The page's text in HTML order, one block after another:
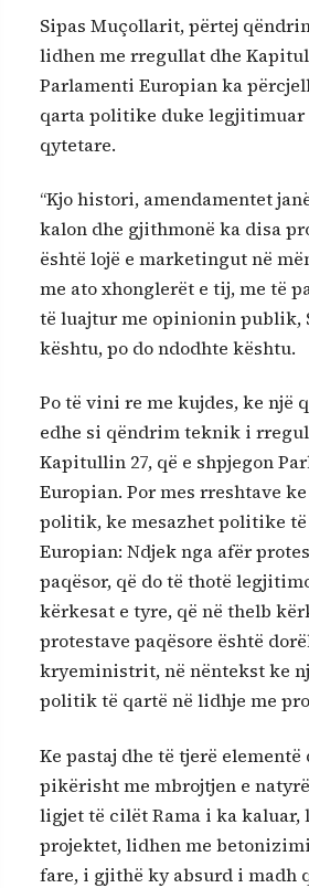
Sipas Muçollarit, përtej
lidhen me rregullat dhe
Parlamenti Europian ka
qarta politike duke
qytetare.
“Kjo histori, amendamentet
kalon dhe gjithmonë ka disa
është lojë e marketingut në
me ato xhonglerët e tij, me të
të luajtur me opinionin publik,
kështu, po do ndodhte kështu.
Po të vini re me kujdes, ke një
edhe si qëndrim teknik i
Kapitullin 27, që e shpjegon
Europian. Por mes rreshtave
politik, ke mesazhet politike
Europian: Ndjek nga afër
paqësor, që do të thotë
kërkesat e tyre, që në thelb
protestave paqësore është
kryeministrit, në nëntekst ke
politik të qartë në lidhje me
Ke pastaj dhe të tjerë
pikërisht me mbrojtjen e
ligjet të cilët Rama i ka kaluar,
projektet, lidhen me
fare, i gjithë ky absurd i madh